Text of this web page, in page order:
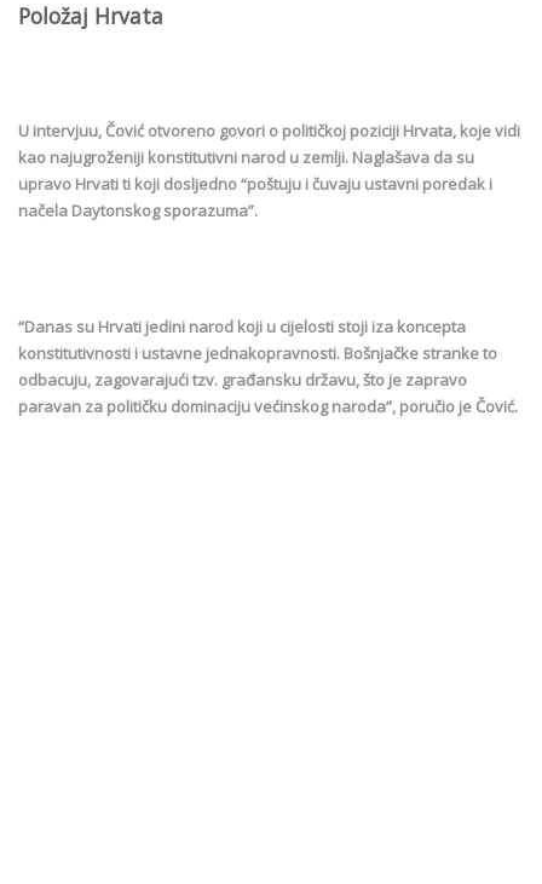
Položaj Hrvata
U intervjuu, Čović otvoreno govori o političkoj poziciji Hrvata, koje vidi
kao najugroženiji konstitutivni narod u zemlji. Naglašava da su
upravo Hrvati ti koji dosljedno “poštuju i čuvaju ustavni poredak i
načela Daytonskog sporazuma”.
“Danas su Hrvati jedini narod koji u cijelosti stoji iza koncepta
konstitutivnosti i ustavne jednakopravnosti. Bošnjačke stranke to
odbacuju, zagovarajući tzv. građansku državu, što je zapravo
paravan za političku dominaciju većinskog naroda”, poručio je Čović.